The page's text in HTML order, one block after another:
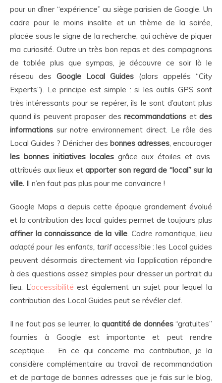
pour un dîner “expérience” au siège parisien de Google. Un
cadre pour le moins insolite et un thème de la soirée,
placée sous le signe de la recherche, qui achève de piquer
ma curiosité. Outre un très bon repas et des compagnons
de tablée plus que sympas, je découvre ce soir là le
réseau des Google Local Guides (alors appelés “City
Experts”). Le principe est simple : si les outils GPS sont
très intéressants pour se repérer, ils le sont d’autant plus
quand ils peuvent proposer desrecommandations etdes
informations sur notre environnement direct. Le rôle des
Local Guides ? Dénicher des bonnes adresses, encourager
les bonnes initiatives localesgrâce aux étoiles et avis
attribués aux lieux etapporter son regard de “local” sur la
ville. Il n’en faut pas plus pour me convaincre !
Google Maps a depuis cette époque grandement évolué
et la contribution des local guides permet de toujours plus
affiner la connaissance de la ville. Cadre romantique, lieu
adapté pour les enfants, tarif accessible: les Local guides
peuvent désormais directement via l’application répondre
à des questions assez simples pour dresser un portrait du
lieu. L’accessibilité est également un sujet pour lequel la
contribution des Local Guides peut se révéler clef.
Il ne faut pas se leurrer, laquantité de données“gratuites”
fournies à Google est importante et peut rendre
sceptique… En ce qui concerne ma contribution, je la
considère complémentaire au travail de recommandation
et de partage de bonnes adresses que je fais sur le blog,